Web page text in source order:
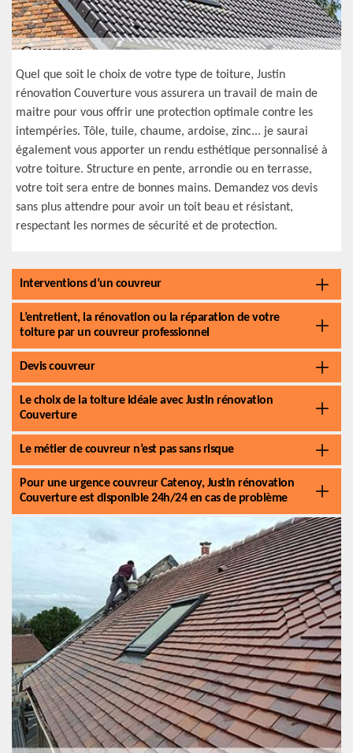
Quel que soit le choix de votre type de toiture, Justin
rénovation Couverture vous assurera un travail de main de
maitre pour vous offrir une protection optimale contre les
intempéries. Tôle, tuile, chaume, ardoise, zinc... je saurai
également vous apporter un rendu esthétique personnalisé à
votre toiture. Structure en pente, arrondie ou en terrasse,
votre toit sera entre de bonnes mains. Demandez vos devis
sans plus attendre pour avoir un toit beau et résistant,
respectant les normes de sécurité et de protection.
Interventions d’un couvreur
L’entretient, la rénovation ou la réparation de votre
toiture par un couvreur professionnel
Devis couvreur
Le choix de la toiture idéale avec Justin rénovation
Couverture
Le métier de couvreur n’est pas sans risque
Pour une urgence couvreur Catenoy, Justin rénovation
Couverture est disponible 24h/24 en cas de problème